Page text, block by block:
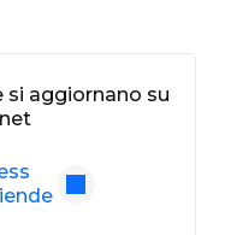
si aggiornano su